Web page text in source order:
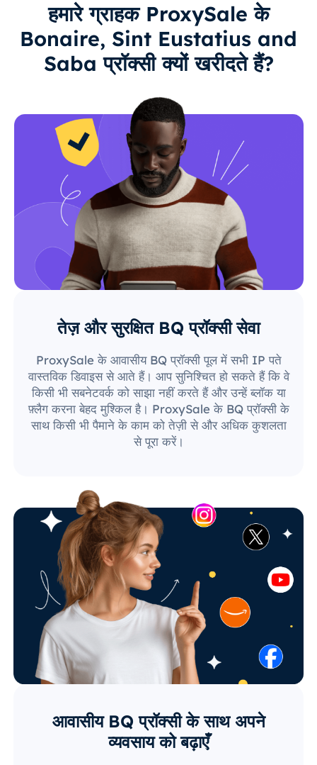
हमारे ग्राहक ProxySale के
Bonaire, Sint Eustatius and
Saba प्रॉक्सी क्यों खरीदते हैं?
तेज़ और सुरक्षित BQ प्रॉक्सी सेवा
ProxySale के आवासीय BQ प्रॉक्सी पूल में सभी IP पते
वास्तविक डिवाइस से आते हैं। आप सुनिश्चित हो सकते हैं कि वे
किसी भी सबनेटवर्क को साझा नहीं करते हैं और उन्हें ब्लॉक या
फ़्लैग करना बेहद मुश्किल है। ProxySale के BQ प्रॉक्सी के
साथ किसी भी पैमाने के काम को तेज़ी से और अधिक कुशलता
से पूरा करें।
आवासीय BQ प्रॉक्सी के साथ अपने
व्यवसाय को बढ़ाएँ